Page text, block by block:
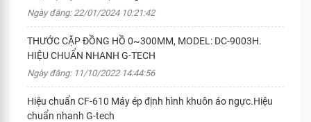
Ngày đăng: 22/01/2024 10:21:42
THƯỚC CẶP ĐỒNG HỒ 0~300MM, MODEL: DC-9003H.
HIỆU CHUẨN NHANH G-TECH
Ngày đăng: 11/10/2022 14:44:56
Hiệu chuẩn CF-610 Máy ép định hình khuôn áo ngực.Hiệu
chuẩn nhanh G-tech